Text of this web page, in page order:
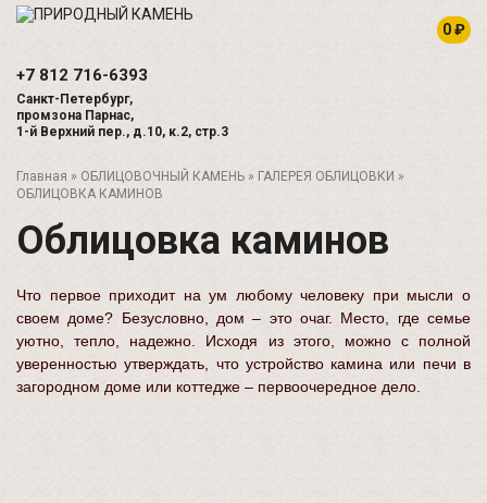
0 ₽
+7 812 716-6393
Санкт-Петербург,
промзона Парнас,
1-й Верхний пер., д.10, к.2, стр.3
Главная » ОБЛИЦОВОЧНЫЙ КАМЕНЬ » ГАЛЕРЕЯ ОБЛИЦОВКИ »
ОБЛИЦОВКА КАМИНОВ
Облицовка каминов
Что первое приходит на ум любому человеку при мысли о
своем доме? Безусловно, дом – это очаг. Место, где семье
уютно, тепло, надежно. Исходя из этого, можно с полной
уверенностью утверждать, что устройство камина или печи в
загородном доме или коттедже – первоочередное дело.